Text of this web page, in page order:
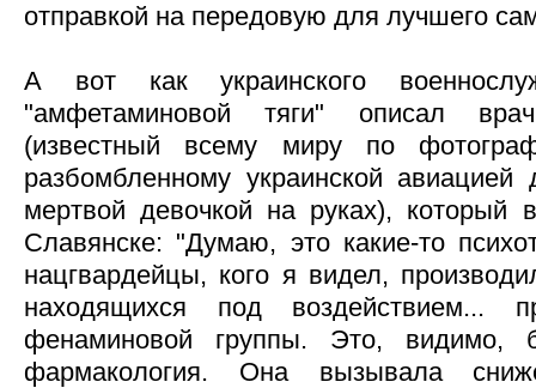
отправкой на передовую для лучшего
А вот как украинского
"амфетаминовой тяги" описал
(известный всему миру по
разбомбленному украинской авиацией
мертвой девочкой на руках), который
Славянске: "Думаю, это какие-то
нацгвардейцы, кого я видел,
находящихся под воздействием...
фенаминовой группы. Это, видимо,
фармакология. Она вызывала